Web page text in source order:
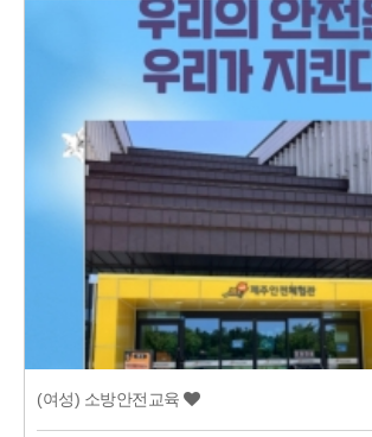
(여성) 소방안전교육